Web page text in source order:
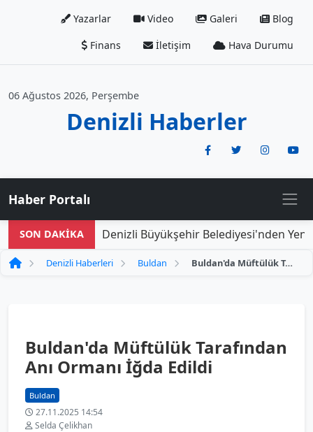
Yazarlar Video Galeri
Blog
Finans
İletişim Hava Durumu
06 Ağustos 2026, Perşembe
Denizli Haberler
Haber Portalı
SON DAKİKA Denizli Büyükşehir Belediyesi'nden Yeni
Denizli Haberleri Buldan Buldan'da Müftülük Tarafından Anı Ormanı İğda Edildi
Buldan'da Müftülük Tarafından
Anı Ormanı İğda Edildi
Buldan
27.11.2025 14:54
Selda Çelikhan